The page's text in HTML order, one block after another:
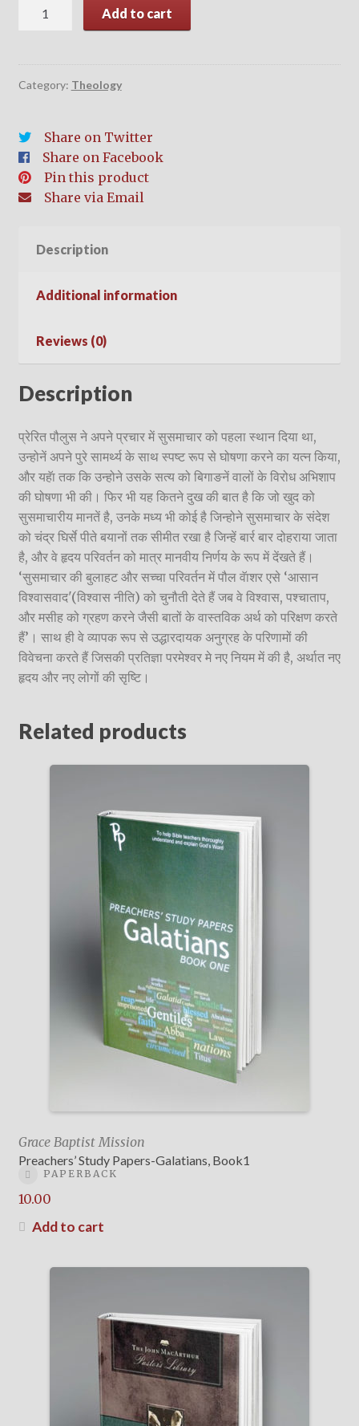
Gospel
True
quantity
Add to cart
Category: Theology
Share on Twitter
Share on Facebook
Pin this product
Share via Email
Description
Additional information
Reviews (0)
Description
प्रेरित पौलुस ने अपने प्रचार में सुसमाचार को पहला स्थान दिया था,
उन्होनें अपने पुरे सामर्थ्य के साथ स्पष्ट रूप से घोषणा करने का यत्न किया,
और यहॅा तक कि उन्होने उसके सत्य को बिगाङनें वालों के विरोध अभिशाप
की घोषणा भी की। फिर भी यह कितने दुख की बात है कि जो खुद को
सुसमाचारीय मानतें है, उनके मध्य भी कोई है जिन्होने सुसमाचार के संदेश
को चंद्र घिर्से पीते बयानों तक सीमीत रखा है जिन्हें बार्र बार दोहराया जाता
है, और वे हृदय परिवर्तन को मात्र मानवीय निर्णय के रूप में देंखते हैं।
‘सुसमाचार की बुलाहट और सच्चा परिवर्तन में पौल वॅाशर एसे ‘आसान
विश्वासवाद'(विश्वास नीति) को चुनौती देते हैं जब वे विश्वास, पश्चाताप,
और मसीह को ग्रहण करने जैसी बातों के वास्तविक अर्थ को परिक्षण करते
हैं’। साथ ही वे व्यापक रूप से उद्धारदायक अनुग्रह के परिणामों की
विवेचना करते हैं जिसकी प्रतिज्ञा परमेश्वर मे नए नियम में की है, अर्थात नए
हृदय और नए लोगों की सृष्टि।
Related products
Grace Baptist Mission
Preachers’ Study Papers-Galatians, Book1
PAPERBACK
10.00
Add to cart